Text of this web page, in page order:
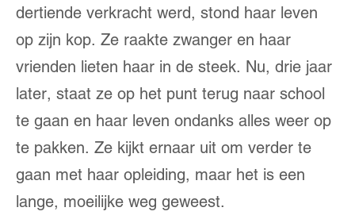
dertiende verkracht werd, stond haar leven
op zijn kop. Ze raakte zwanger en haar
vrienden lieten haar in de steek. Nu, drie jaar
later, staat ze op het punt terug naar school
te gaan en haar leven ondanks alles weer op
te pakken. Ze kijkt ernaar uit om verder te
gaan met haar opleiding, maar het is een
lange, moeilijke weg geweest.